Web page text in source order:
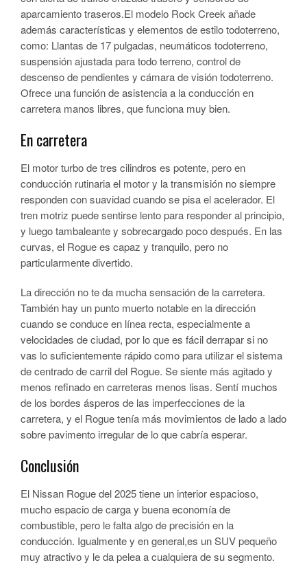
aparcamiento traseros.El modelo Rock Creek añade
además características y elementos de estilo todoterreno,
como: Llantas de 17 pulgadas, neumáticos todoterreno,
suspensión ajustada para todo terreno, control de
descenso de pendientes y cámara de visión todoterreno.
Ofrece una función de asistencia a la conducción en
carretera manos libres, que funciona muy bien.
En carretera
El motor turbo de tres cilindros es potente, pero en
conducción rutinaria el motor y la transmisión no siempre
responden con suavidad cuando se pisa el acelerador. El
tren motriz puede sentirse lento para responder al principio,
y luego tambaleante y sobrecargado poco después. En las
curvas, el Rogue es capaz y tranquilo, pero no
particularmente divertido.
La dirección no te da mucha sensación de la carretera.
También hay un punto muerto notable en la dirección
cuando se conduce en línea recta, especialmente a
velocidades de ciudad, por lo que es fácil derrapar si no
vas lo suficientemente rápido como para utilizar el sistema
de centrado de carril del Rogue. Se siente más agitado y
menos refinado en carreteras menos lisas. Sentí muchos
de los bordes ásperos de las imperfecciones de la
carretera, y el Rogue tenía más movimientos de lado a lado
sobre pavimento irregular de lo que cabría esperar.
Conclusión
El Nissan Rogue del 2025 tiene un interior espacioso,
mucho espacio de carga y buena economía de
combustible, pero le falta algo de precisión en la
conducción. Igualmente y en general,es un SUV pequeño
muy atractivo y le da pelea a cualquiera de su segmento.